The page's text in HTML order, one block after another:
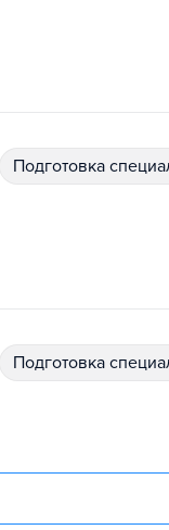
подготовка
подготовка